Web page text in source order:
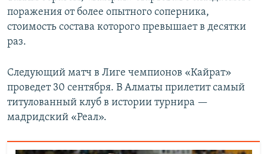
поражения от более опытного соперника,
стоимость состава которого превышает в десятки
раз.
Следующий матч в Лиге чемпионов «Кайрат»
проведет 30 сентября. В Алматы прилетит самый
титулованный клуб в истории турнира —
мадридский «Реал».